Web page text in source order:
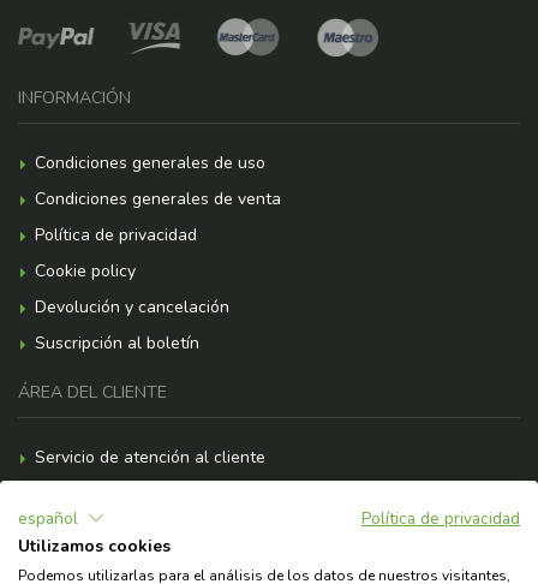
INFORMACIÓN
Condiciones generales de uso
Condiciones generales de venta
Política de privacidad
Cookie policy
Devolución y cancelación
Suscripción al boletín
ÁREA DEL CLIENTE
Servicio de atención al cliente
Gastos de envío
F.A.Q.
español
Política de privacidad
Utilizamos cookies
Podemos utilizarlas para el análisis de los datos de nuestros visitantes,